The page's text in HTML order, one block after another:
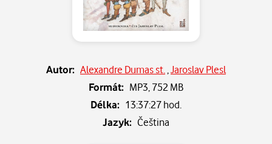
Autor: Alexandre Dumas st. Jaroslav Plesl
Formát: MP3, 752 MB
Délka: 13:37:27 hod.
Jazyk: Čeština